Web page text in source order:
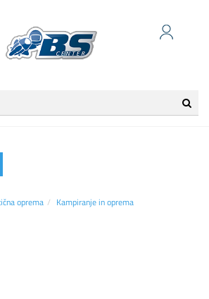
oprema
Kampiranje in oprema